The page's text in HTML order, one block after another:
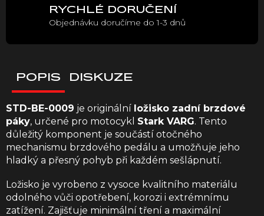
RYCHLÉ DORUČENÍ
Objednávku doručíme do 1-3 dnů
POPIS DISKUZE
STD-BE-0009 je originální ložisko zadní brzdové
páky, určené pro motocykl Stark VARG. Tento
důležitý komponent je součástí otočného
mechanismu brzdového pedálu a umožňuje jeho
hladký a přesný pohyb při každém sešlápnutí.
Ložisko je vyrobeno z vysoce kvalitního materiálu
odolného vůči opotřebení, korozi i extrémnímu
zatížení. Zajišťuje minimální tření a maximální